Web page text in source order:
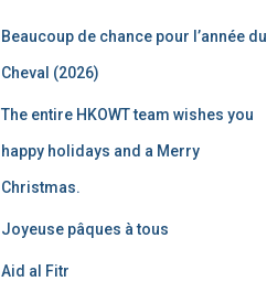
Beaucoup de chance pour l’année du
Cheval (2026)
The entire HKOWT team wishes you
happy holidays and a Merry
Christmas.
Joyeuse pâques à tous
Aid al Fitr